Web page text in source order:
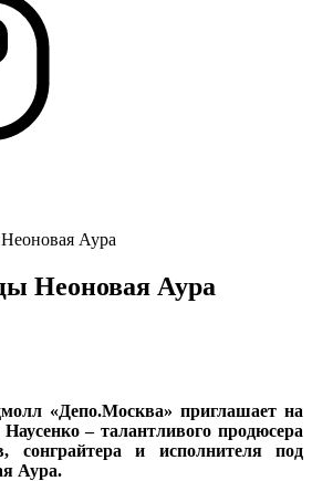
Аура
Неоновая Аура
«Депо.Москва» приглашает на
– талантливого продюсера
сонграйтера и исполнителя под
Аура.